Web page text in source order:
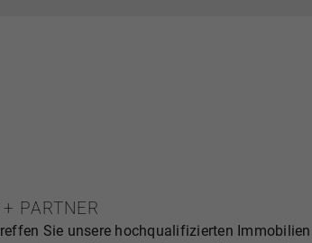
PARTNER
Sie unsere hochqualifizierten